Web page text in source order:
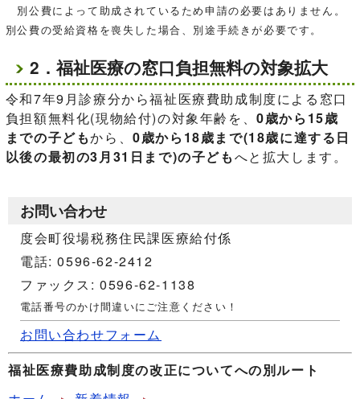
別公費によって助成されているため申請の必要はありません。
別公費の受給資格を喪失した場合、別途手続きが必要です。
2．福祉医療の窓口負担無料の対象拡大
令和7年9月診療分から福祉医療費助成制度による窓口
負担額無料化(現物給付)の対象年齢を、0歳から15歳
までの子どもから、0歳から18歳まで(18歳に達する日
以後の最初の3月31日まで)の子どもへと拡大します。
お問い合わせ
度会町役場税務住民課医療給付係
電話: 0596-62-2412
ファックス: 0596-62-1138
電話番号のかけ間違いにご注意ください！
お問い合わせフォーム
福祉医療費助成制度の改正についてへの別ルート